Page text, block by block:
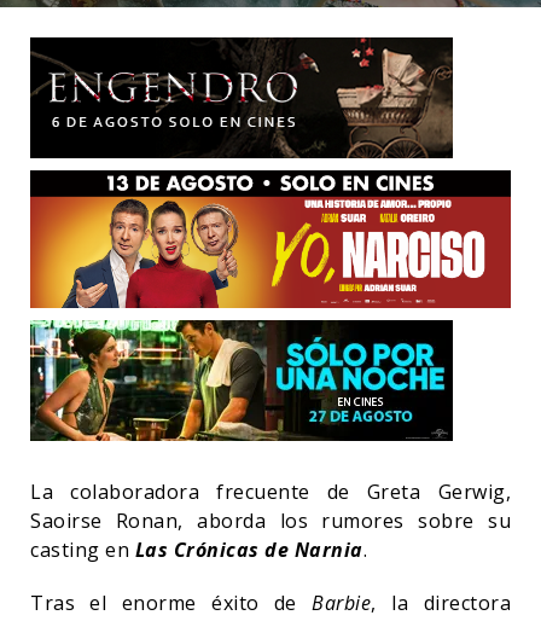
La colaboradora frecuente de Greta Gerwig,
Saoirse Ronan, aborda los rumores sobre su
casting en Las Crónicas de Narnia.
Tras el enorme éxito deBarbie, la directora